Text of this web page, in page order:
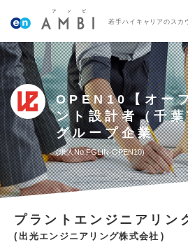
若手ハイキャリアのスカ
OPEN10【オー
ント設計者（千
グループ企業
求人No.FGLIN-OPEN10
プラントエンジニアリン
出光エンジニアリング株式会社